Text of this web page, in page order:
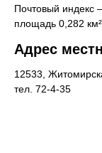
Почтовый
площадь 0,282 км².
Адрес
12533,
тел. 72-4-35